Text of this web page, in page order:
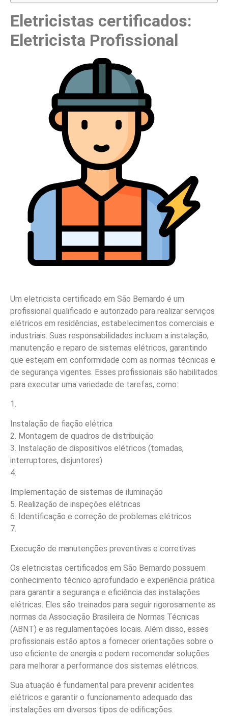
Eletricistas certificados:
Eletricista Profissional
Um eletricista certificado em São Bernardo é um
profissional qualificado e autorizado para realizar serviços
elétricos em residências, estabelecimentos comerciais e
industriais. Suas responsabilidades incluem a instalação,
manutenção e reparo de sistemas elétricos, garantindo
que estejam em conformidade com as normas técnicas e
de segurança vigentes. Esses profissionais são habilitados
para executar uma variedade de tarefas, como:
1.
Instalação de fiação elétrica
2. Montagem de quadros de distribuição
3. Instalação de dispositivos elétricos (tomadas,
interruptores, disjuntores)
4.
Implementação de sistemas de iluminação
5. Realização de inspeções elétricas
6. Identificação e correção de problemas elétricos
7.
Execução de manutenções preventivas e corretivas
Os eletricistas certificados em São Bernardo possuem
conhecimento técnico aprofundado e experiência prática
para garantir a segurança e eficiência das instalações
elétricas. Eles são treinados para seguir rigorosamente as
normas da Associação Brasileira de Normas Técnicas
(ABNT) e as regulamentações locais. Além disso, esses
profissionais estão aptos a fornecer orientações sobre o
uso eficiente de energia e podem recomendar soluções
para melhorar a performance dos sistemas elétricos.
Sua atuação é fundamental para prevenir acidentes
elétricos e garantir o funcionamento adequado das
instalações em diversos tipos de edificações.